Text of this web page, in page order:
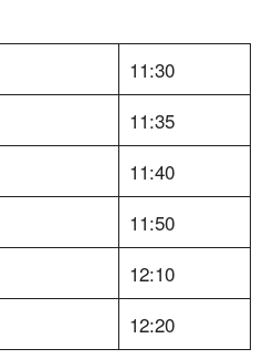
11:30
11:35
11:40
11:50
12:10
12:20